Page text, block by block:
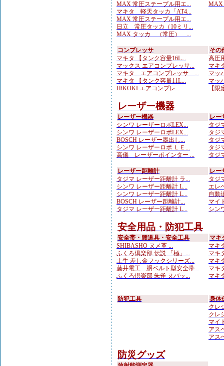
MAX 常圧ステープル用エ...
マキタ 軽天タッカ「AT4...
MAX 常圧ステープル用エ...
日立 常圧タッカ（10ミリ...
MAX タッカ （常圧） ...
MAX
コンプレッサ
マキタ 【タンク容量16L...
マックス エアコンプレッサ...
マキタ エアコンプレッサ ...
マキタ 【タンク容量11L...
HiKOKI エアコンプレ...
その
高圧
マキ
マッ
マッ
【
レーザー機器
レーザー機器
シンワ レーザーロボLEX...
シンワ レーザーロボLEX...
BOSCH レーザー墨出し...
シンワ レーザーロボ ＬＥ...
高儀 レーザーポインター ...
レー
タジ
タジ
タジ
タジ
タジ
レーザー距離計
タジマ レーザー距離計 ラ...
シンワ レーザー距離計 L...
シンワ レーザー距離計 L...
BOSCH レーザー距離計...
タジマ レーザー距離計 L...
レー
タジ
エレ
自動
マイ
シン
安全用品・防犯工具
安全帯・腰道具・安全工具
SHIBASHO ヌメ革 ...
ふくろ倶楽部 伝説 「極」...
土牛 差し金フックシリーズ...
藤井電工 胴ベルト型安全帯...
ふくろ倶楽部 朱雀 ヌバッ...
マキ
マキ
マキ
マキ
マキ
マキ
防犯工具
身体
クレ
クレ
マイ
アス
アス
防災グッズ